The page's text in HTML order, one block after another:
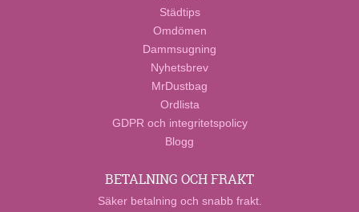
Städtips
Omdömen
Dammsugning
Nyhetsbrev
MrDustbag
Ordlista
GDPR och integritetspolicy
Blogg
BETALNING OCH FRAKT
Säker betalning och snabb frakt.